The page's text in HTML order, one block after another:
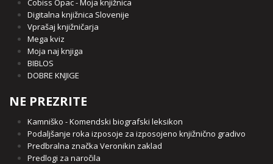
Cobiss Opac - Moja knjižnica
Digitalna knjižnica Slovenije
Vprašaj knjižničarja
Mega kviz
Moja naj knjiga
BIBLOS
DOBRE KNJIGE
NE PREZRITE
Kamniško - Komendski biografski leksikon
Podaljšanje roka izposoje za izposojeno knjižnično gradivo
Predbralna značka Veronikin zaklad
Predlogi za naročila